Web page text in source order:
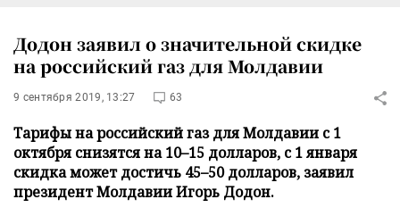
Додон заявил о значительной скидке
на российский газ для Молдавии
9 сентября 2019, 13:27 63
Тарифы на российский газ для Молдавии с 1
октября снизятся на 10–15 долларов, с 1 января
скидка может достичь 45–50 долларов, заявил
президент Молдавии Игорь Додон.